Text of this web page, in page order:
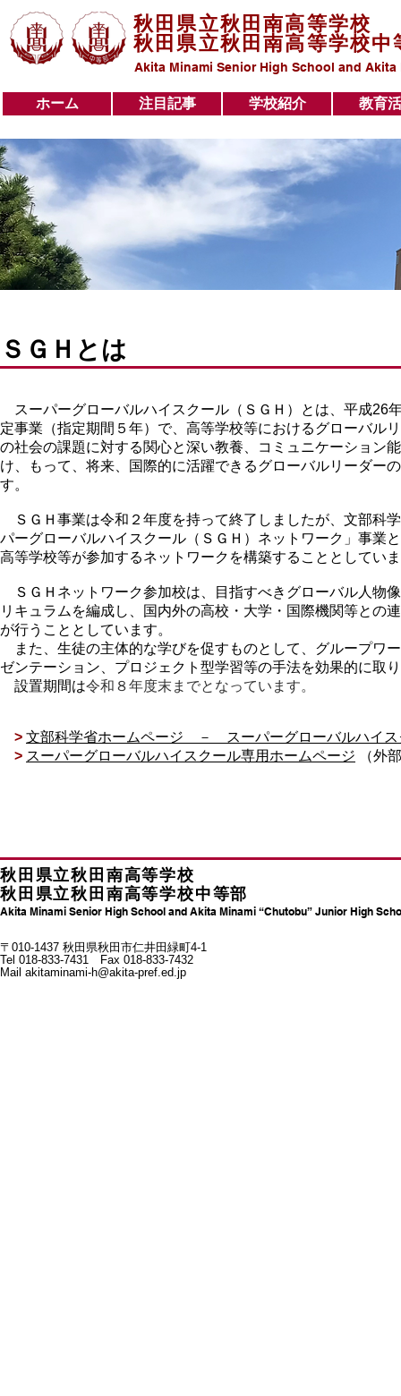
秋田県立秋田南高等学校
秋田県立秋田南高等学校中
Akita Minami Senior High School and
教育活動
学校紹介
注目記事
ホーム
ホーム 注目記事 学校紹介 教育
ＳＧＨとは
スーパーグローバルハイスクール（ＳＧＨ）とは、平成26
定事業（指定期間５年）で、高等学校等におけるグローバル
の社会の課題に対する関心と深い教養、コミュニケーション
け、もって、将来、国際的に活躍できるグローバルリーダー
す。
ＳＧＨ事業は令和２年度を持って終了しましたが、文部科
パーグローバルハイスクール（ＳＧＨ）ネットワーク」事業
高等学校等が参加するネットワークを構築することとしてい
ＳＧＨネットワーク参加校は、目指すべきグローバル人物
リキュラムを編成し、国内外の高校・大学・国際機関等との
が行うこととしています。
また、生徒の主体的な学びを促すものとして、グループワ
ゼンテーション、プロジェクト型学習等の手法を効果的に取
設置期間は令和８年度末までとなっています。
> 文部科学省ホームページ － スーパーグローバルハイス
> スーパーグローバルハイスクール専用ホームページ （外
秋田県立秋田南高等学校
秋田県立秋田南高等学校中等部
Akita Minami Senior High School and Akita Minami “Chutobu” Junior High
〒010-1437 秋田県秋田市仁井田緑町4-1
Tel 018-833-7431 Fax 018-833-7432
Mail akitaminami-h@akita-pref.ed.jp